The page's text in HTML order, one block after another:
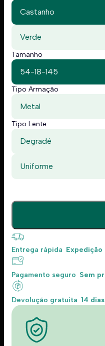
Castanho
Verde
Tamanho
54-18-145
Tipo Armação
Metal
Tipo Lente
Degradê
Uniforme
Entrega rápida Expedição
Pagamento seguro Sem
Devolução gratuita 14